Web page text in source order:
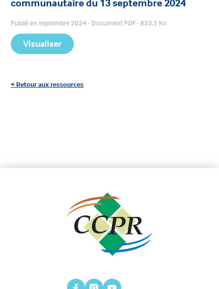
communautaire du 13 septembre 2024
Publié en septembre 2024 - Document PDF - 833,5 Ko
Visualiser
< Retour aux ressources